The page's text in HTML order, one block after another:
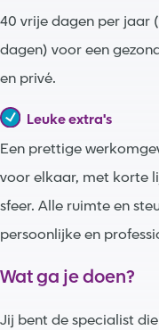
40 vrije dagen per jaar
dagen) voor een
en privé.
Leuke extra's
Een prettige
voor elkaar, met korte
sfeer. Alle ruimte en
persoonlijke en
Wat ga je doen?
Jij bent de specialist